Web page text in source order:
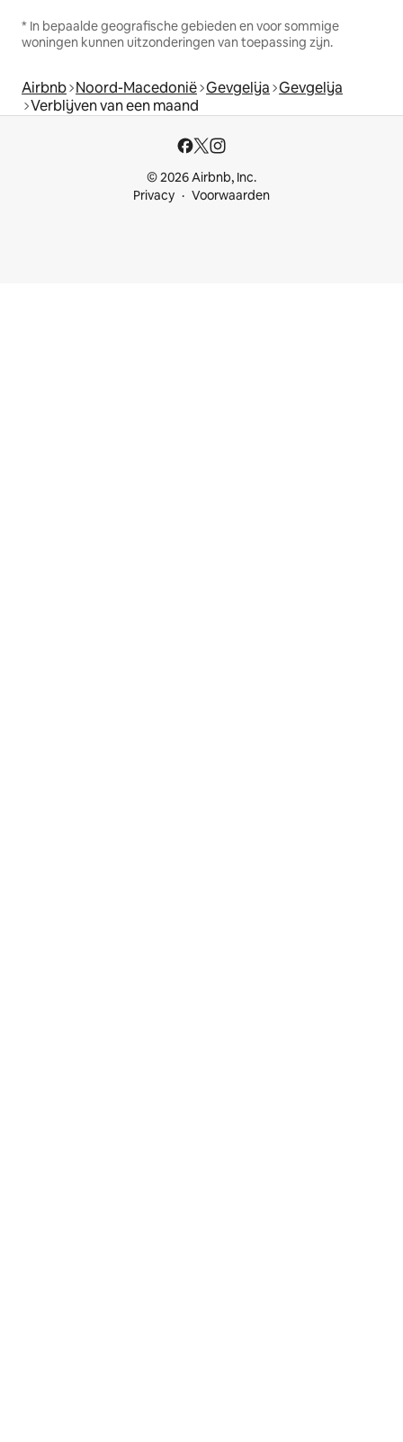
* In bepaalde geografische gebieden en voor sommige
woningen kunnen uitzonderingen van toepassing zijn.
Airbnb Noord-Macedonië Gevgelija Gevgelija
Verblijven van een maand
© 2026 Airbnb, Inc.
Privacy
Voorwaarden